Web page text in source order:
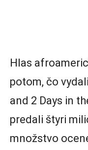
Hlas
potom, čo
and 2 Days in
predali štyri
množstvo